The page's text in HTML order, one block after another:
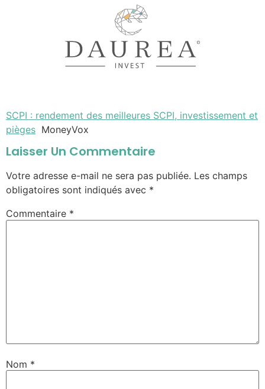
SCPI : rendement des meilleures SCPI, investissement et
pièges MoneyVox
Laisser Un Commentaire
Votre adresse e-mail ne sera pas publiée. Les champs
obligatoires sont indiqués avec *
Commentaire *
Nom *